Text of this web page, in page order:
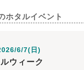
ホタルイベント
6/7(日)
ウィーク